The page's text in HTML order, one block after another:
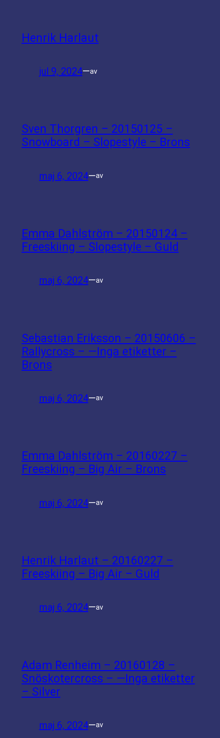
Henrik Harlaut
jul 9, 2024—av
Sven Thorgren – 20150125 –
Snowboard – Slopestyle – Brons
maj 6, 2024—av
Emma Dahlström – 20150124 –
Freeskiing – Slopestyle – Guld
maj 6, 2024—av
Sebastian Eriksson – 20150606 –
Rallycross – —Inga etiketter –
Brons
maj 6, 2024—av
Emma Dahlström – 20160227 –
Freeskiing – Big Air – Brons
maj 6, 2024—av
Henrik Harlaut – 20160227 –
Freeskiing – Big Air – Guld
maj 6, 2024—av
Adam Renheim – 20160128 –
Snöskotercross – —Inga etiketter
– Silver
maj 6, 2024—av